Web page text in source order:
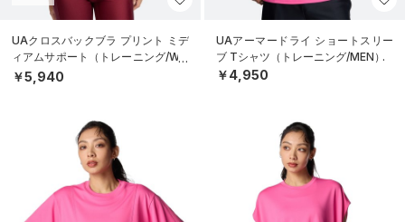
UAクロスバックブラ プリント ミデ
ィアムサポート（トレーニング/WO
MEN）
￥5,940
UAアーマードライ ショートスリー
ブ Tシャツ（トレーニング/MEN）
￥4,950